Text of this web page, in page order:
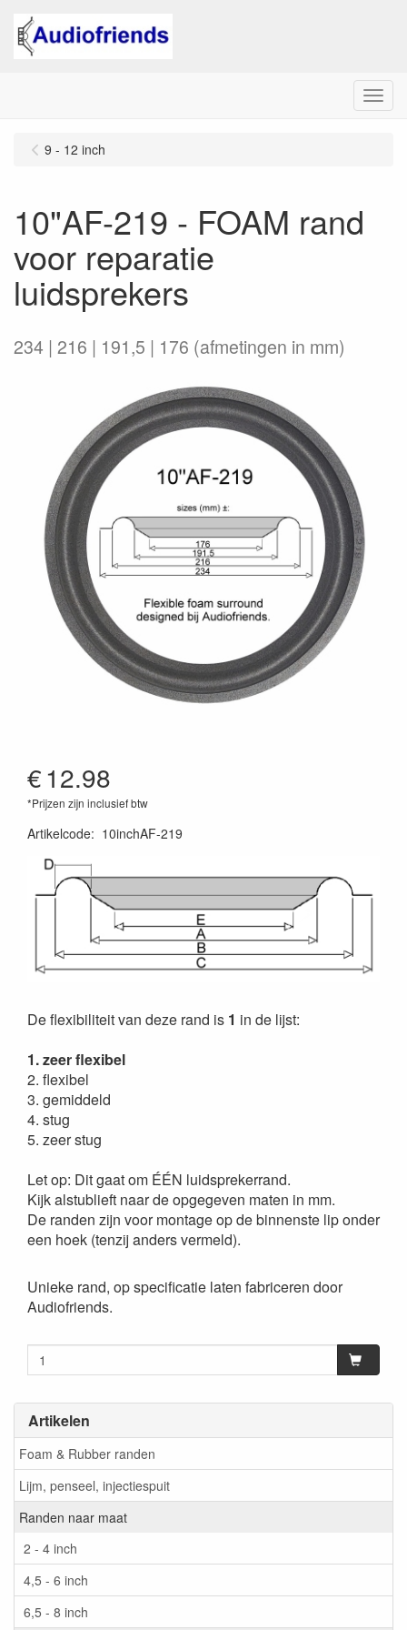
Menu
Artikelen
Foam & Rubber randen
Lijm, penseel, injectiespuit
Randen naar maat
2 - 4 inch
4,5 - 6 inch
6,5 - 8 inch
9 - 12 inch
10"AF-219 - FOAM rand
voor reparatie
luidsprekers
234 | 216 | 191,5 | 176 (afmetingen in mm)
€12.98
*Prijzen zijn inclusief btw
Artikelcode: 10inchAF-219
De flexibiliteit van deze rand is 1 in de lijst:
1. zeer flexibel
2. flexibel
3. gemiddeld
4. stug
5. zeer stug
Let op: Dit gaat om ÉÉN luidsprekerrand.
Kijk alstublieft naar de opgegeven maten in mm.
De randen zijn voor montage op de binnenste lip onder
een hoek (tenzij anders vermeld).
Unieke rand, op specificatie laten fabriceren door
Audiofriends.